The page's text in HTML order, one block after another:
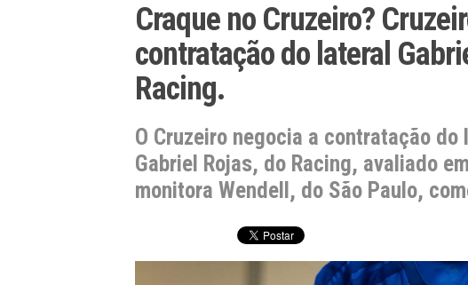
Craque no Cruzeiro?
contratação do lateral
Racing.
O Cruzeiro negocia a contratação
Gabriel Rojas, do Racing, avaliado
monitora Wendell, do São Paulo,